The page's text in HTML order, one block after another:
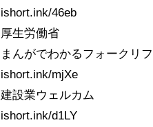
ishort.ink/46eb
厚生労働省
まんがでわかるフォークリ
ishort.ink/mjXe
建設業ウェルカム
ishort.ink/d1LY